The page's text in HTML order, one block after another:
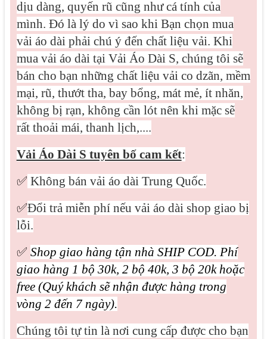
dịu dàng, quyến rũ cũng như cá tính của
mình. Đó là lý do vì sao khi Bạn chọn mua
vải áo dài phải chú ý đến chất liệu vải. Khi
mua vải áo dài tại Vải Áo Dài S, chúng tôi sẽ
bán cho bạn những chất liệu vải co dzãn, mềm
mại, rũ, thướt tha, bay bổng, mát mẻ, ít nhăn,
không bị rạn, không cần lót nên khi mặc sẽ
rất thoải mái, thanh lịch,....
Vải Áo Dài S tuyên bố cam kết:
✅ Không bán vải áo dài Trung Quốc.
✅Đổi trả miễn phí nếu vải áo dài shop giao bị
lỗi.
✅ Shop giao hàng tận nhà SHIP COD. Phí
giao hàng 1 bộ 30k, 2 bộ 40k, 3 bộ 20k hoặc
free (Quý khách sẽ nhận được hàng trong
vòng 2 đến 7 ngày).
Chúng tôi tự tin là nơi cung cấp được cho bạn